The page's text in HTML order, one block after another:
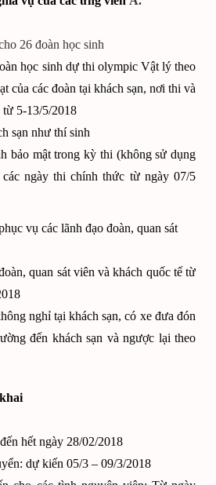
26 đoàn học sinh
học sinh dự thi olympic Vật lý theo
của các đoàn tại khách sạn, nơi thi và
từ 5-13/5/2018
sạn như thí sinh
bảo mật trong kỳ thi (không sử dụng
ngày thi chính thức từ ngày 07/5
vụ các lãnh đạo đoàn, quan sát
quan sát viên và khách quốc tế từ
nghỉ tại khách sạn, có xe đưa đón
đến khách sạn và ngược lại theo
hết ngày 28/02/2018
dự kiến 05/3 – 09/3/2018